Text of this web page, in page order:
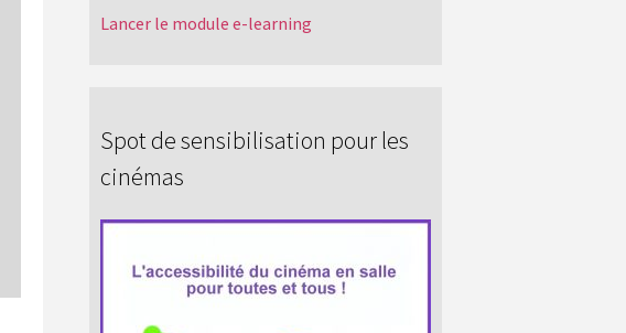
Lancer le module e-learning
Spot de sensibilisation pour les
cinémas